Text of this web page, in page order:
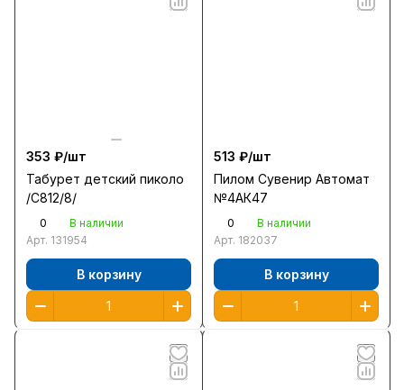
353 ₽/шт
Табурет детский пиколо
/С812/8/
0
В наличии
Арт. 131954
В корзину
513 ₽/шт
Пилом Сувенир Автомат
№4АК47
0
В наличии
Арт. 182037
В корзину